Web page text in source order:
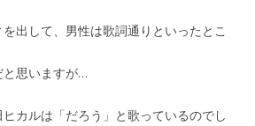
出して、男性は歌詞通りといったとこ
と思いますが…
カルは「だろう」と歌っているのでし